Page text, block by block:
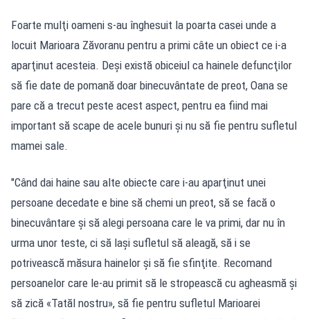
Foarte mulţi oameni s-au înghesuit la poarta casei unde a
locuit Marioara Zăvoranu pentru a primi câte un obiect ce i-a
aparţinut acesteia. Deşi există obiceiul ca hainele defuncţilor
să fie date de pomană doar binecuvântate de preot, Oana se
pare că a trecut peste acest aspect, pentru ea fiind mai
important să scape de acele bunuri şi nu să fie pentru sufletul
mamei sale.
"Când dai haine sau alte obiecte care i-au aparţinut unei
persoane decedate e bine să chemi un preot, să se facă o
binecuvântare şi să alegi persoana care le va primi, dar nu în
urma unor teste, ci să laşi sufletul să aleagă, să i se
potrivească măsura hainelor şi să fie sfinţite. Recomand
persoanelor care le-au primit să le stropească cu agheasmă şi
să zică «Tatăl nostru», să fie pentru sufletul Marioarei